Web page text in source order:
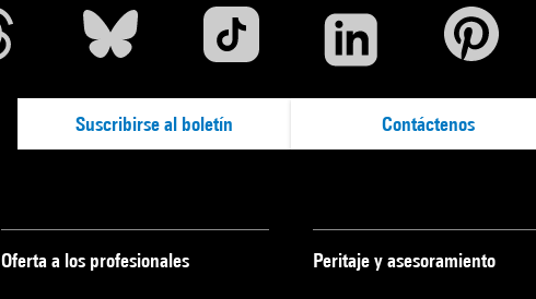
Suscribirse al boletín Contáctenos
Oferta a los profesionales Peritaje y asesoramiento